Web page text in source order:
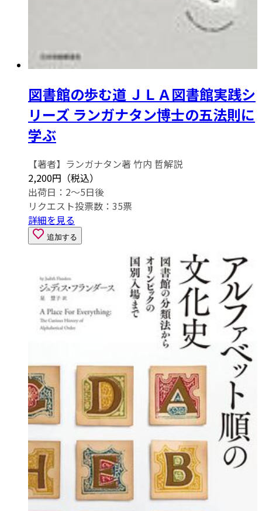
図書館の歩む道 ＪＬＡ図書館実践シ
リーズ ランガナタン博士の五法則に
学ぶ
【著者】ランガナタン著 竹内 哲解説
2,200円（税込）
出荷日：2～5日後
リクエスト投票数： 35票
詳細を見る
追加する